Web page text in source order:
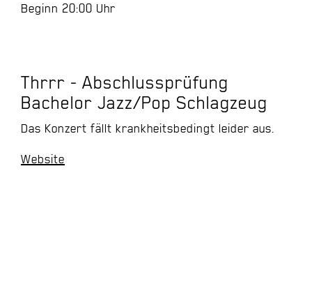
Beginn 20:00 Uhr
Thrrr - Abschlussprüfung
Bachelor Jazz/Pop Schlagzeug
Das Konzert fällt krankheitsbedingt leider aus.
Website